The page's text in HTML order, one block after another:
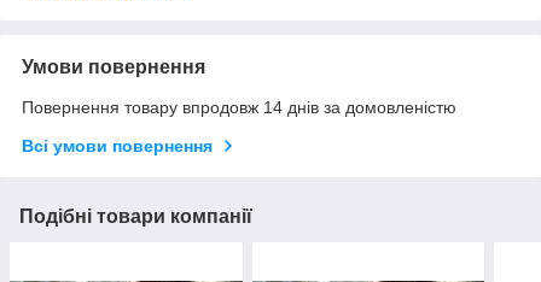
Умови повернення
Повернення товару впродовж 14 днів за домовленістю
Всі умови повернення
Подібні товари компанії